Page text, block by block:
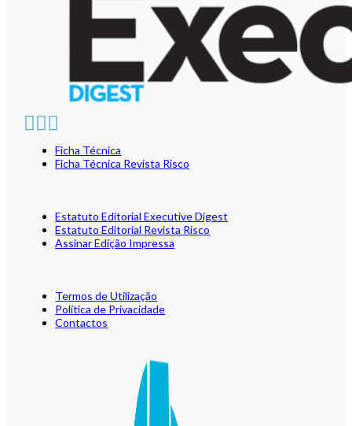
Ficha Técnica
Ficha Técnica Revista Risco
Estatuto Editorial Executive Digest
Estatuto Editorial Revista Risco
Assinar Edição Impressa
Termos de Utilização
Política de Privacidade
Contactos